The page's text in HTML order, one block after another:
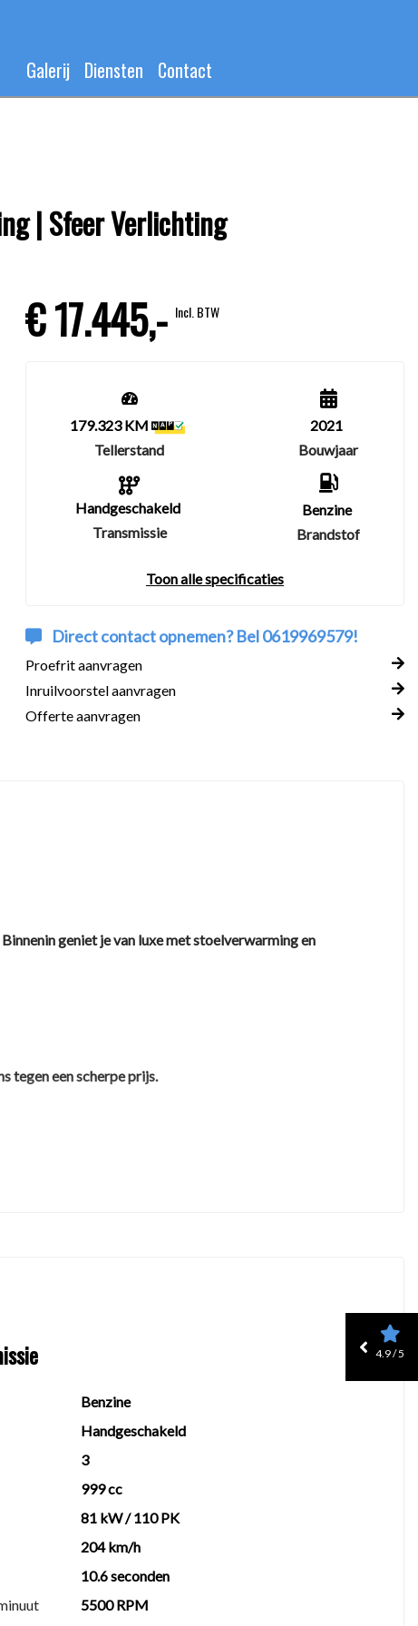
Galerij Diensten Contact
| Sfeer Verlichting
€ 17.445,- Incl. BTW
179.323 KM
Tellerstand
Handgeschakeld
Transmissie
2021
Bouwjaar
Benzine
Brandstof
Toon alle specificaties
Direct contact opnemen? Bel 0619969579!
Proefrit aanvragen
Inruilvoorstel aanvragen
Offerte aanvragen
geniet je van luxe met stoelverwarming en
tegen een scherpe prijs.
Benzine
Handgeschakeld
3
999 cc
81 kW / 110 PK
204 km/h
10.6 seconden
5500 RPM
4.9 / 5